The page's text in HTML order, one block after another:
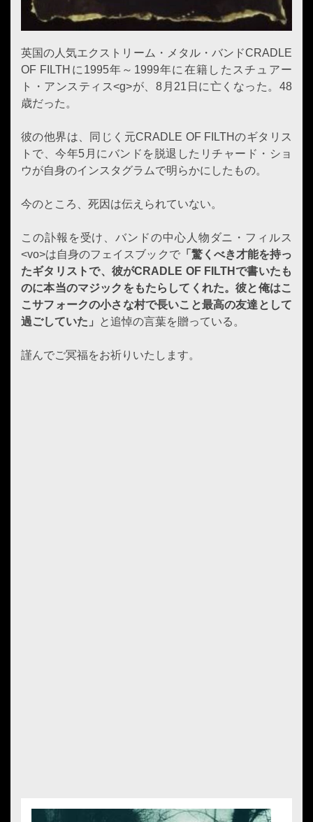
英国の人気エクストリーム・メタル・バンドCRADLE
OF FILTHに1995年～1999年に在籍したスチュアー
ト・アンスティス<g>が、8月21日に亡くなった。48
歳だった。
彼の他界は、同じく元CRADLE OF FILTHのギタリス
トで、今年5月にバンドを脱退したリチャード・ショ
ウが自身のインスタグラムで明らかにしたもの。
今のところ、死因は伝えられていない。
この訃報を受け、バンドの中心人物ダニ・フィルス
<vo>は自身のフェイスブックで「驚くべき才能を持っ
たギタリストで、彼がCRADLE OF FILTHで書いたも
のに本当のマジックをもたらしてくれた。彼と俺はこ
こサフォークの小さな村で長いこと最高の友達として
過ごしていた」
と追悼の言葉を贈っている。
謹んでご冥福をお祈りいたします。